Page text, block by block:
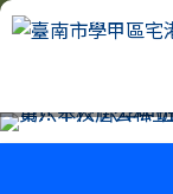
跳至主內容區
臺南市學甲